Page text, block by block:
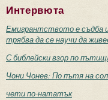
Интервюта
Емигрантството е съдба
трябва да се научи да
С библейски взор по
Чони Чонев: По пътя на
чети по-нататък